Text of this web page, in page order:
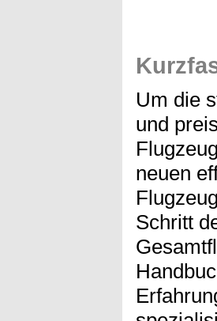
Um die
und
neuen
Schritt